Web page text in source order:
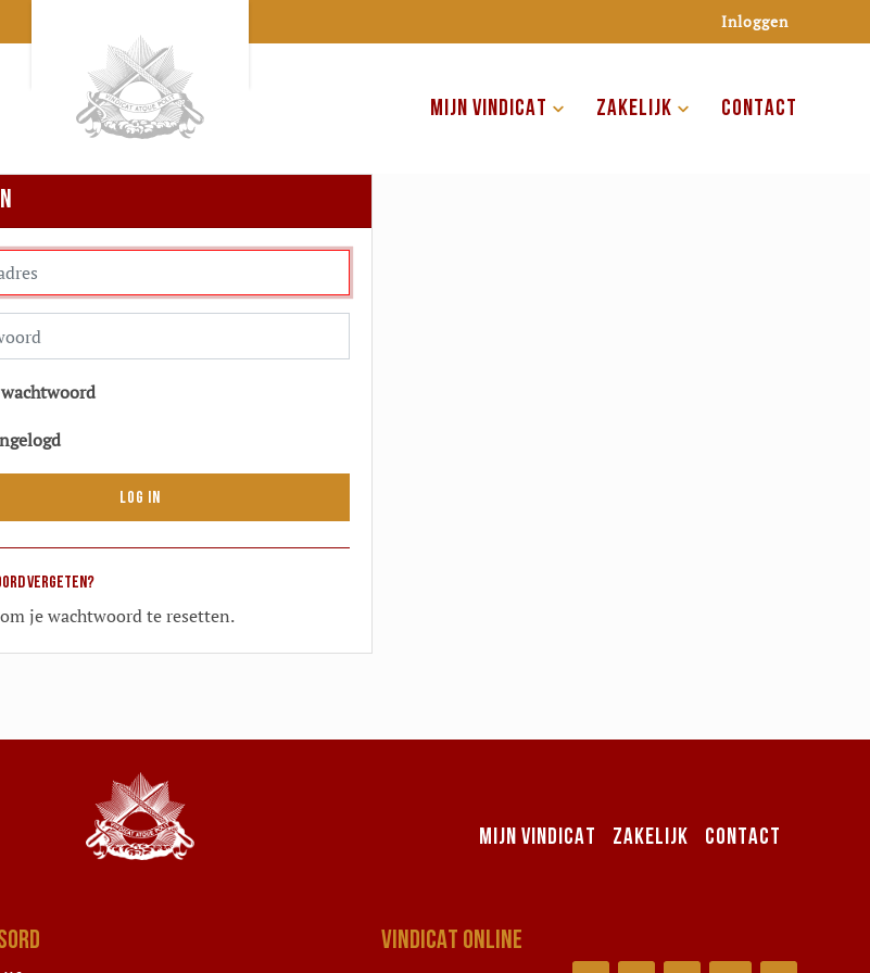
Inloggen
MIJN VINDICAT ZAKELIJK CONTACT
Log in
vergeten?
om je wachtwoord te resetten.
MIJN VINDICAT ZAKELIJK CONTACT
VINDICAT ONLINE